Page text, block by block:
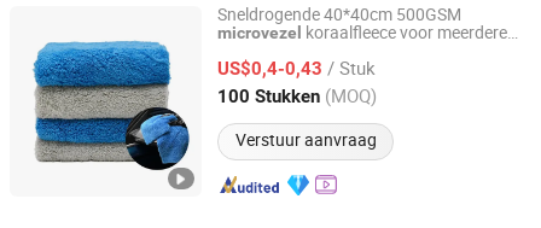
Sneldrogende 40*40cm 500GSM
microvezel koraalfleece voor meerdere
US$0,4-0,43 / Stuk
100 Stukken (MOQ)
Verstuur aanvraag
Yuanshi County Zhengheng Textile Co., Ltd.
Hebei, China Sinds 2022